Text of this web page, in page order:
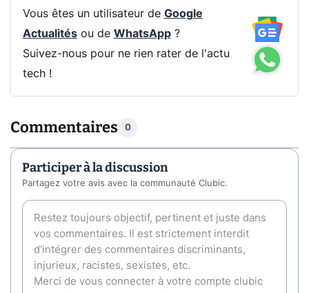
Vous êtes un utilisateur de Google
Actualitésou de WhatsApp?
Suivez-nous pour ne rien rater de l'actu
tech !
Commentaires 0
Participer à la discussion
Partagez votre avis avec la communauté Clubic.